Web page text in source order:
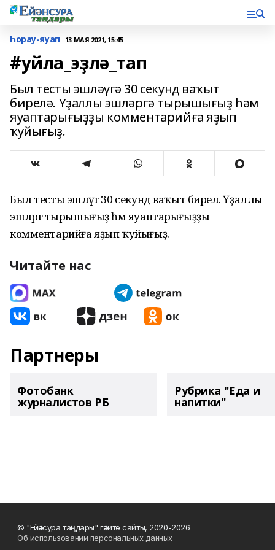
Һорау-яуап 13 МАЯ 2021, 15:45
#уйла_эҙлә_тап
Был тесты эшләүгә 30 секунд ваҡыт
бирелә. Үҙаллы эшләргә тырышығыҙ һәм
яуаптарығыҙҙы комментарийға яҙып
ҡуйығыҙ.
Был тесты эшләүгә 30 секунд ваҡыт бирелә. Үҙаллы
эшләргә тырышығыҙ һәм яуаптарығыҙҙы
комментарийға яҙып ҡуйығыҙ.
Читайте нас
Партнеры
Фотобанк
журналистов РБ
Рубрика "Еда и
напитки"
© "Ейәнсура таңдары" гәзите сайты, 2020-2026
Об использовании персональных данных